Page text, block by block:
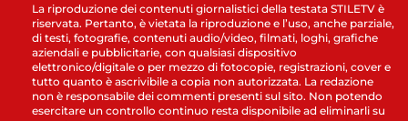
La riproduzione dei contenuti giornalistici della testata STILETV è
riservata. Pertanto, è vietata la riproduzione e l’uso, anche parziale,
di testi, fotografie, contenuti audio/video, filmati, loghi, grafiche
aziendali e pubblicitarie, con qualsiasi dispositivo
elettronico/digitale o per mezzo di fotocopie, registrazioni, cover e
tutto quanto è ascrivibile a copia non autorizzata. La redazione
non è responsabile dei commenti presenti sul sito. Non potendo
esercitare un controllo continuo resta disponibile ad eliminarli su